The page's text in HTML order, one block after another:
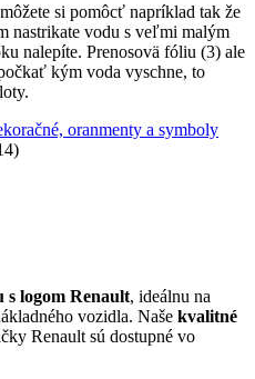
si pomôcť napríklad tak že
nastrikate vodu s veľmi malým
nalepíte. Prenosovä fóliu (3) ale
kým voda vyschne, to
oranmenty a symboly
s logom Renault, ideálnu na
vozidla. Naše kvalitné
Renault sú dostupné vo